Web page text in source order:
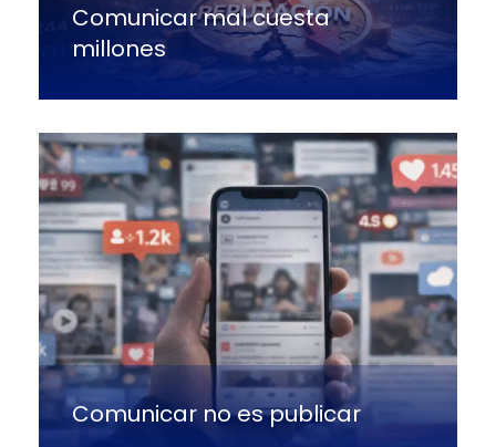
Comunicar mal cuesta
millones
Comunicar no es publicar